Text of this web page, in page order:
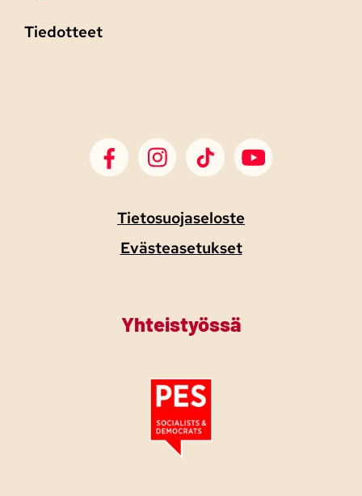
Tiedotteet
SDP Facebook
SDP Instagram
SDP TikTokSDP Youtube
Tietosuojaseloste
Evästeasetukset
Yhteistyössä
Tutustu PES:n periaatejulistukseen